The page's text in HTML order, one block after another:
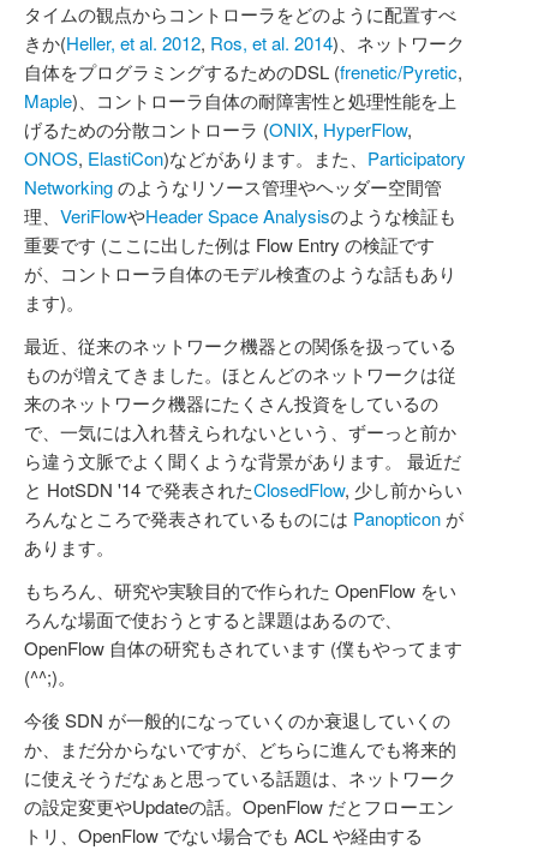
タイムの観点からコントローラをどのように配置すべ
きか(Heller, et al. 2012, Ros, et al. 2014)、ネットワーク
自体をプログラミングするためのDSL (frenetic/Pyretic,
Maple)、コントローラ自体の耐障害性と処理性能を上
げるための分散コントローラ (ONIX, HyperFlow,
ONOS, ElastiCon)などがあります。また、 Participatory
Networkingのようなリソース管理やヘッダー空間管
理、 VeriFlowやHeader Space Analysisのような検証も
重要です (ここに出した例は Flow Entry の検証です
が、コントローラ自体のモデル検査のような話もあり
ます)。
最近、従来のネットワーク機器との関係を扱っている
ものが増えてきました。ほとんどのネットワークは従
来のネットワーク機器にたくさん投資をしているの
で、一気には入れ替えられないという、ずーっと前か
ら違う文脈でよく聞くような背景があります。 最近だ
と HotSDN '14 で発表されたClosedFlow, 少し前からい
ろんなところで発表されているものには Panopticon が
あります。
もちろん、研究や実験目的で作られた OpenFlow をい
ろんな場面で使おうとすると課題はあるので、
OpenFlow 自体の研究もされています (僕もやってます
(^^;)。
今後 SDN が一般的になっていくのか衰退していくの
か、まだ分からないですが、どちらに進んでも将来的
に使えそうだなぁと思っている話題は、ネットワーク
の設定変更やUpdateの話。OpenFlow だとフローエン
トリ、OpenFlow でない場合でも ACL や経由する